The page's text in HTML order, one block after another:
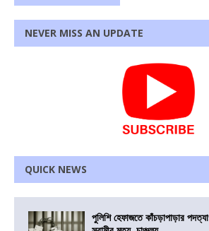
NEVER MISS AN UPDATE
QUICK NEWS
পুলিশি হেফাজতে কাঁচড়াপাড়ার